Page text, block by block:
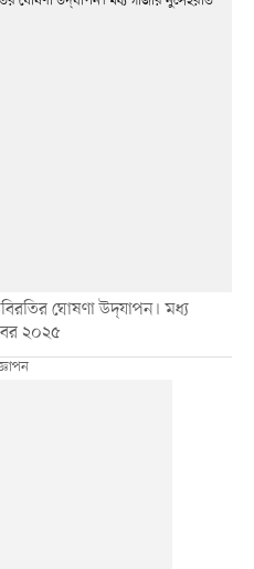
ঘোষণা উদ্‌যাপন। মধ্য
২০২৫